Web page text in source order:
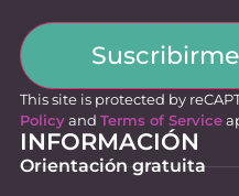
This site is protected by
Policyand Terms of Service
INFORMACIÓN
Orientación gratuita